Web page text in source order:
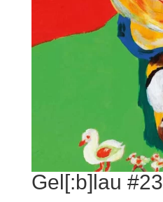
Gel[:b]lau #23